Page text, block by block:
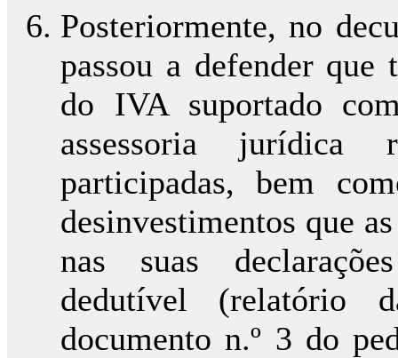
Posteriormente, no
passou a defender
do IVA suportado
assessoria jurídica
participadas, bem
desinvestimentos que
nas suas
dedutível (relatório
documento n.º 3 do